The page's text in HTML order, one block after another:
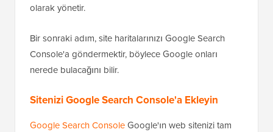
olarak yönetir.
Bir sonraki adım, site haritalarınızı Google Search
Console'a göndermektir, böylece Google onları
nerede bulacağını bilir.
Sitenizi Google Search Console'a Ekleyin
Google Search ConsoleGoogle'ın web sitenizi tam